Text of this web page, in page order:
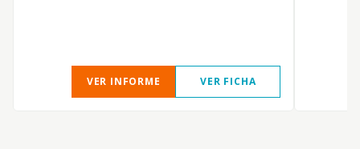
VER INFORME VER FICHA